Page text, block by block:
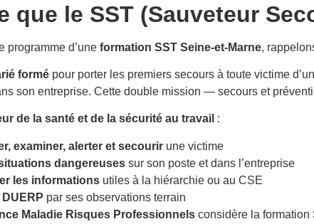
que le SST (Sauveteur
programme d’une formation SST Seine-et-Marne,
formé pour porter les premiers secours à toute victime
son entreprise. Cette double mission — secours et
de la santé et de la sécurité au travail :
examiner, alerter et secourir une victime
dangereuses sur son poste et dans l’entreprise
les informations utiles à la hiérarchie ou au CSE
par ses observations terrain
Maladie Risques Professionnels considère la formation